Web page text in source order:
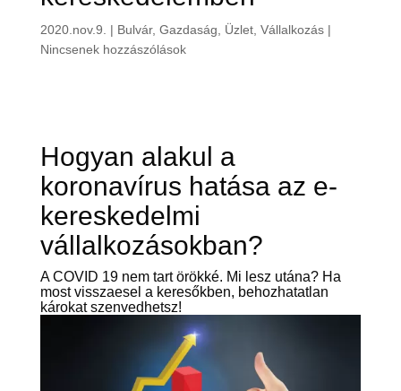
2020.nov.9. | Bulvár, Gazdaság Üzlet, Vállalkozás|
Nincsenek hozzászólások
Hogyan alakul a
koronavírus hatása az e-
kereskedelmi
vállalkozásokban?
A COVID 19 nem tart örökké. Mi lesz utána? Ha
most visszaesel a keresőkben, behozhatatlan
károkat szenvedhetsz!